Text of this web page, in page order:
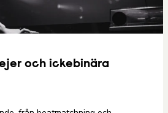
och ickebinära